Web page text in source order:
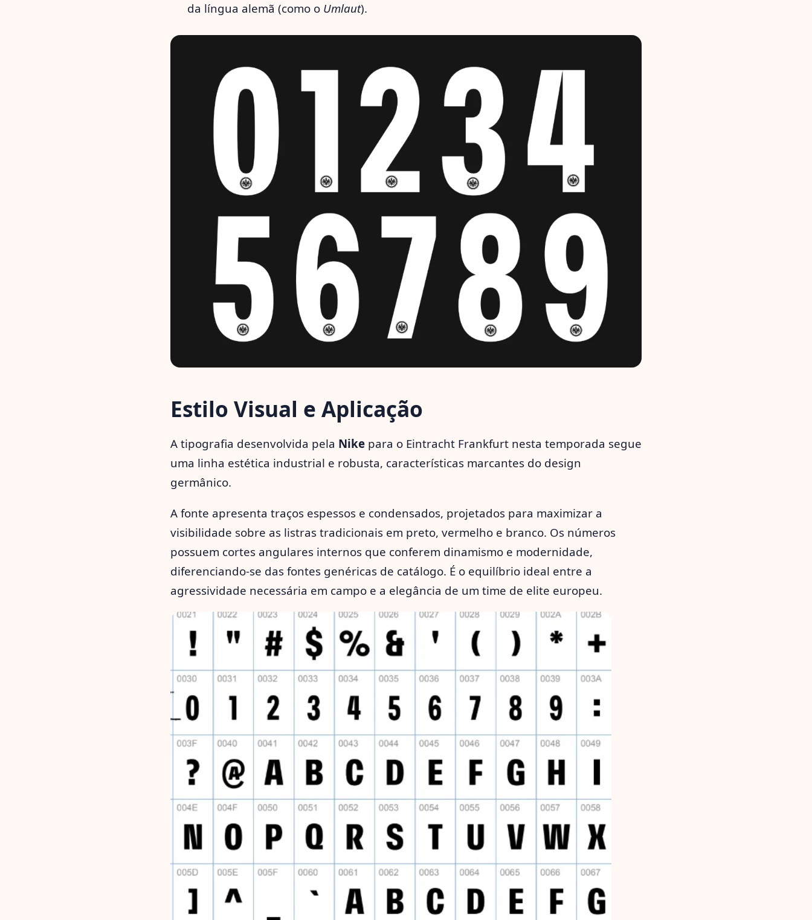
da língua alemã (como o Umlaut).
Estilo Visual e Aplicação
A tipografia desenvolvida pela Nike para o Eintracht Frankfurt nesta temporada segue
uma linha estética industrial e robusta, características marcantes do design
germânico.
A fonte apresenta traços espessos e condensados, projetados para maximizar a
visibilidade sobre as listras tradicionais em preto, vermelho e branco. Os números
possuem cortes angulares internos que conferem dinamismo e modernidade,
diferenciando-se das fontes genéricas de catálogo. É o equilíbrio ideal entre a
agressividade necessária em campo e a elegância de um time de elite europeu.